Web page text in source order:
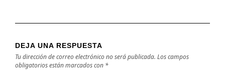
DEJA UNA RESPUESTA
Tu dirección de correo electrónico no será publicada. Los campos
obligatorios están marcados con *